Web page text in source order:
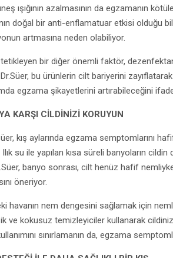
ışığının azalmasının da egzamanın
doğal bir anti-enflamatuar etkisi olduğu
artmasına neden olabiliyor.
tetikleyen bir diğer önemli faktör,
bu ürünlerin cilt bariyerini
egzama şikayetlerini artırabileceğini
KARŞI CİLDİNİZİ KORUYUN
kış aylarında egzama semptomlarını
su ile yapılan kısa süreli banyoların
banyo sonrası, cilt henüz hafif
öneriyor.
havanın nem dengesini sağlamak için
ve kokusuz temizleyiciler kullanarak
sınırlamanın da, egzama